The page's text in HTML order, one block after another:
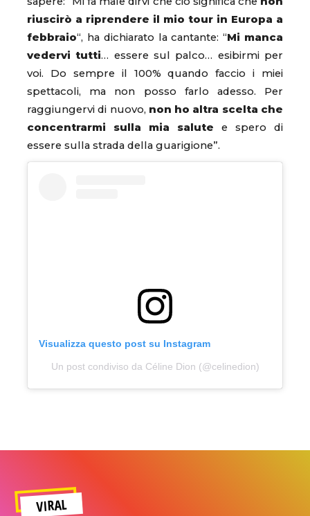
riuscirò a riprendere il mio tour in Europa a
febbraio“, ha dichiarato la cantante: “Mi manca
vedervi tutti… essere sul palco… esibirmi per
voi. Do sempre il 100% quando faccio i miei
spettacoli, ma non posso farlo adesso. Per
raggiungervi di nuovo, non ho altra scelta che
concentrarmi sulla mia salute e spero di
essere sulla strada della guarigione”.
Visualizza questo post su Instagram
Un post condiviso da Céline Dion (@celinedion)
VIRAL